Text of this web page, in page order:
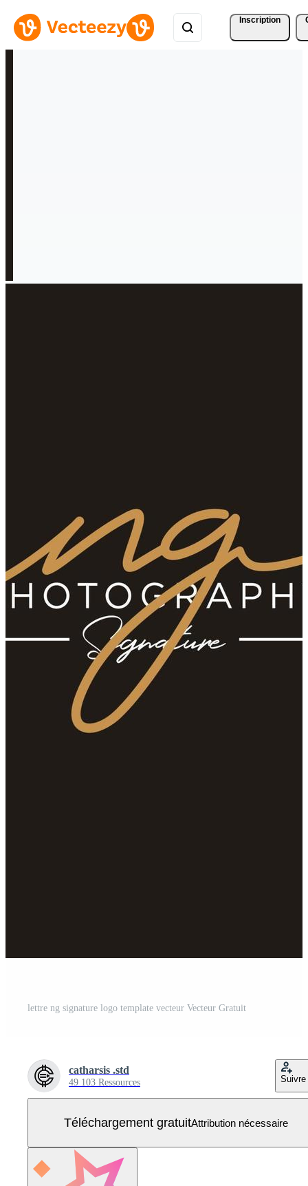
Inscription
lettre ng signature logo template vecteur Vecteur Gratuit
catharsis .std
49 103 Ressources Suivre
Téléchargement gratuitAttribution nécessaire